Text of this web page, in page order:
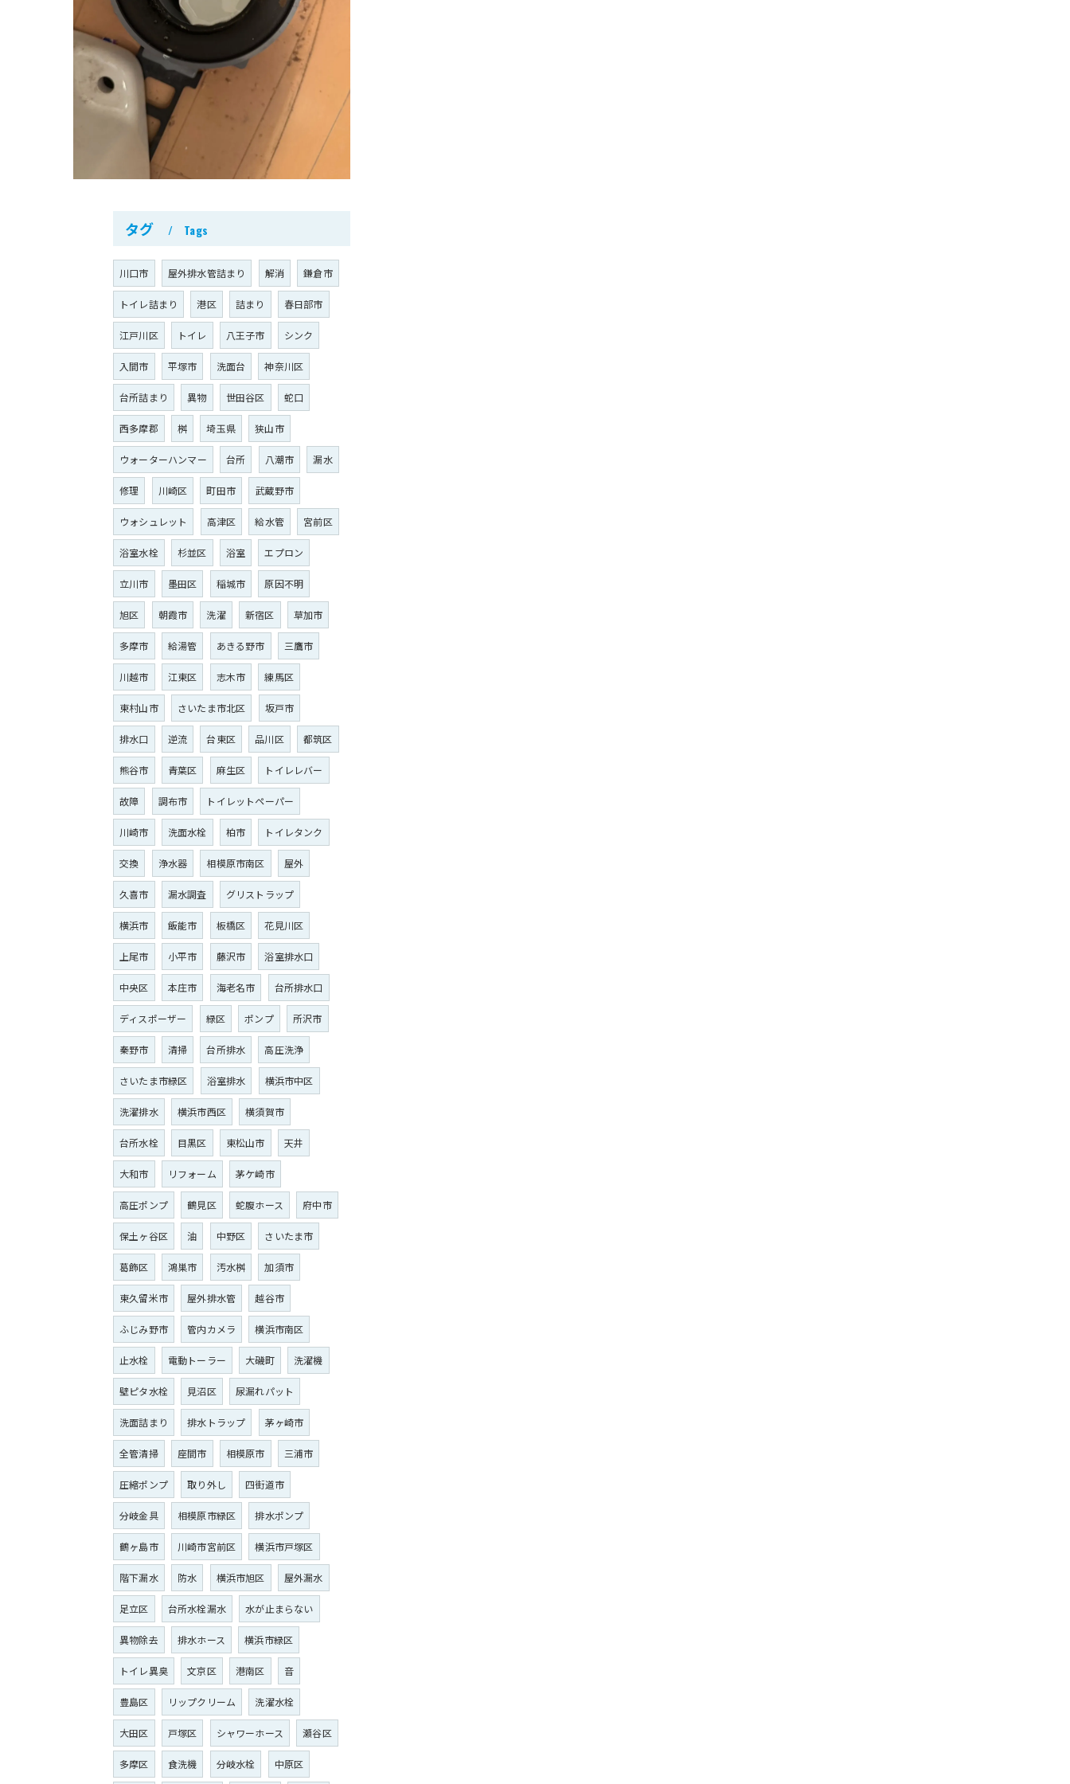
タグ Tags
川口市 屋外排水管詰まり 解消 鎌倉市
トイレ詰まり 港区 詰まり 春日部市
江戸川区 トイレ 八王子市 シンク
入間市 平塚市 洗面台 神奈川区
台所詰まり 異物 世田谷区 蛇口
西多摩郡 桝 埼玉県 狭山市
ウォーターハンマー 台所 八潮市 漏水
修理 川崎区 町田市 武蔵野市
ウォシュレット 高津区 給水管 宮前区
浴室水栓 杉並区 浴室 エプロン
立川市 墨田区 稲城市 原因不明
旭区 朝霞市 洗濯 新宿区 草加市
多摩市 給湯管 あきる野市 三鷹市
川越市 江東区 志木市 練馬区
東村山市 さいたま市北区 坂戸市
排水口 逆流 台東区 品川区 都筑区
熊谷市 青葉区 麻生区 トイレレバー
故障 調布市 トイレットペーパー
川崎市 洗面水栓 柏市 トイレタンク
交換 浄水器 相模原市南区 屋外
久喜市 漏水調査 グリストラップ
横浜市 飯能市 板橋区 花見川区
上尾市 小平市 藤沢市 浴室排水口
中央区 本庄市 海老名市 台所排水口
ディスポーザー 緑区 ポンプ 所沢市
秦野市 清掃 台所排水 高圧洗浄
さいたま市緑区 浴室排水 横浜市中区
洗濯排水 横浜市西区 横須賀市
台所水栓 目黒区 東松山市 天井
大和市 リフォーム 茅ケ崎市
高圧ポンプ 鶴見区 蛇腹ホース 府中市
保土ヶ谷区 油 中野区 さいたま市
葛飾区 鴻巣市 汚水桝 加須市
東久留米市 屋外排水管 越谷市
ふじみ野市 管内カメラ 横浜市南区
止水栓 電動トーラー 大磯町 洗濯機
壁ピタ水栓 見沼区 尿漏れパット
洗面詰まり 排水トラップ 茅ヶ崎市
全管清掃 座間市 相模原市 三浦市
圧縮ポンプ 取り外し 四街道市
分岐金具 相模原市緑区 排水ポンプ
鶴ヶ島市 川崎市宮前区 横浜市戸塚区
階下漏水 防水 横浜市旭区 屋外漏水
足立区 台所水栓漏水 水が止まらない
異物除去 排水ホース 横浜市緑区
トイレ異臭 文京区 港南区 音
豊島区 リップクリーム 洗濯水栓
大田区 戸塚区 シャワーホース 瀬谷区
多摩区 食洗機 分岐水栓 中原区